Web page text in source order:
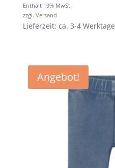
Preis
18,95 €11,35 €.
Enthält 19% MwSt.
zzgl. Versand
Lieferzeit: ca. 3-4 Werktage
Angebot!